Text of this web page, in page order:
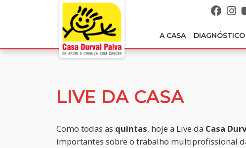
A CASA
LIVE DA CASA
Como todas as quintas, hoje a Live da Casa
importantes sobre o trabalho multiprofissional